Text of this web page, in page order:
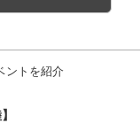
ントを紹介